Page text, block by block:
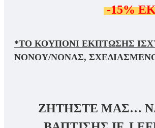
-15%
*ΤΟ ΚΟΥΠΌΝΙ ΈΚΠΤΩΣΗΣ
ΝΟΝΟΎ/ΝΟΝΆΣ,
ΖΗΤΗΣΤΕ ΜΑΣ…